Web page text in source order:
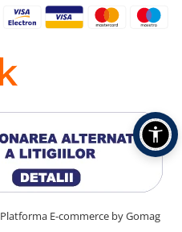
Platforma E-commerce by Gomag